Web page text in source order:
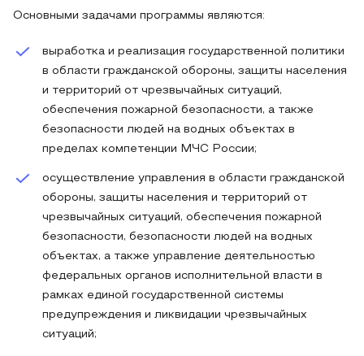
Основными задачами программы являются:
выработка и реализация государственной политики
в области гражданской обороны, защиты населения
и территорий от чрезвычайных ситуаций,
обеспечения пожарной безопасности, а также
безопасности людей на водных объектах в
пределах компетенции МЧС России;
осуществление управления в области гражданской
обороны, защиты населения и территорий от
чрезвычайных ситуаций, обеспечения пожарной
безопасности, безопасности людей на водных
объектах, а также управление деятельностью
федеральных органов исполнительной власти в
рамках единой государственной системы
предупреждения и ликвидации чрезвычайных
ситуаций;